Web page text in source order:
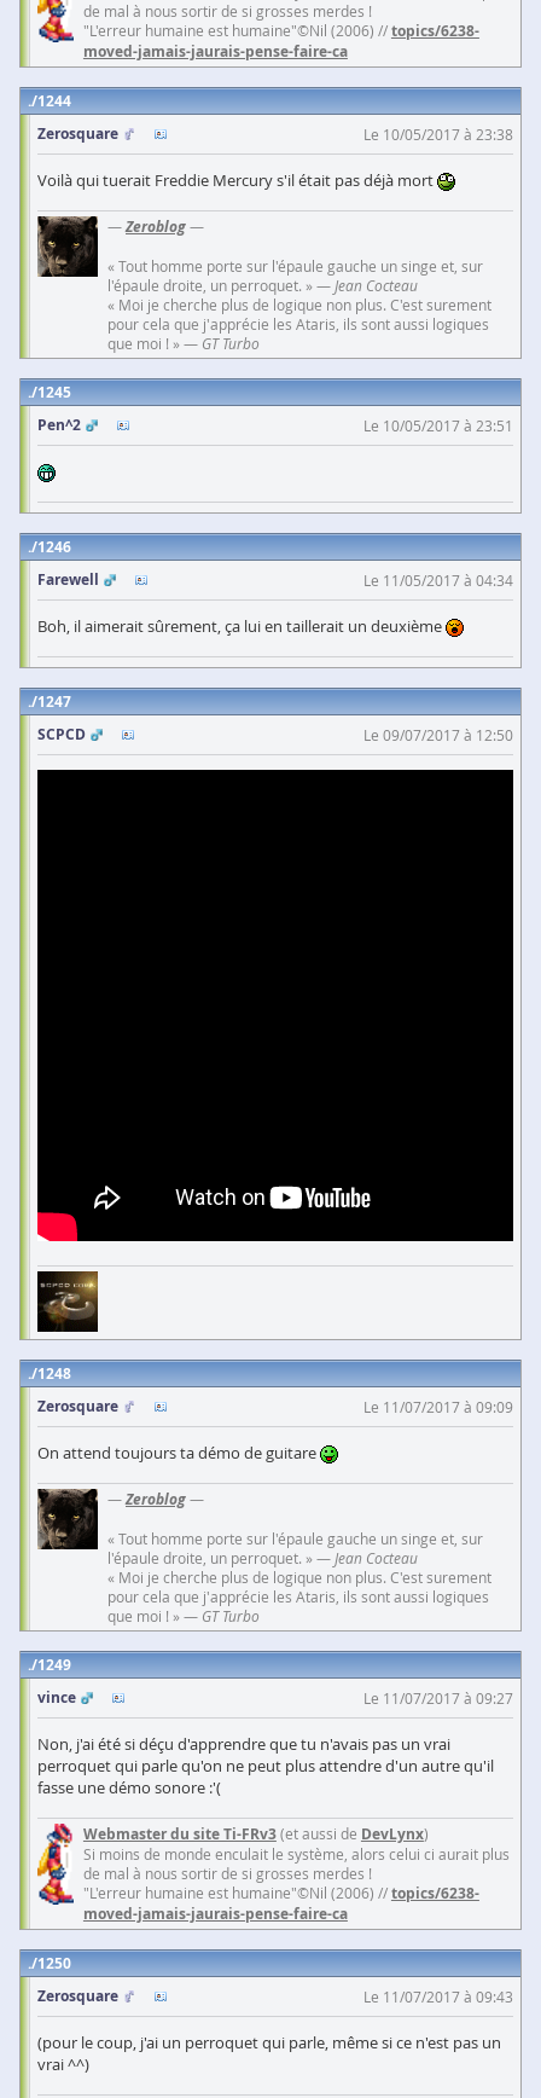
de mal à nous sortir de si grosses merdes !
"L'erreur humaine est humaine"©Nil (2006) //topics/6238-
moved-jamais-jaurais-pense-faire-ca
1244
Zerosquare
Le 10/05/2017 à 23:38
Voilà qui tuerait Freddie Mercury s'il était pas déjà mort
—Zeroblog—
« Tout homme porte sur l'épaule gauche un singe et, sur
l'épaule droite, un perroquet. » —Jean Cocteau
« Moi je cherche plus de logique non plus. C'est surement
pour cela que j'apprécie les Ataris, ils sont aussi logiques
que moi ! » — GT Turbo
1245
Pen^2
Le 10/05/2017 à 23:51
1246
Farewell
Le 11/05/2017 à 04:34
Boh, il aimerait sûrement, ça lui en taillerait un deuxième
1247
SCPCD
Le 09/07/2017 à 12:50
1248
Zerosquare
Le 11/07/2017 à 09:09
On attend toujours ta démo de guitare
—Zeroblog—
« Tout homme porte sur l'épaule gauche un singe et, sur
l'épaule droite, un perroquet. » —Jean Cocteau
« Moi je cherche plus de logique non plus. C'est surement
pour cela que j'apprécie les Ataris, ils sont aussi logiques
que moi ! » — GT Turbo
1249
vince
Le 11/07/2017 à 09:27
Non, j'ai été si déçu d'apprendre que tu n'avais pas un vrai
perroquet qui parle qu'on ne peut plus attendre d'un autre qu'il
fasse une démo sonore :'(
Webmaster du site Ti-FRv3(et aussi de DevLynx)
Si moins de monde enculait le système, alors celui ci aurait plus
de mal à nous sortir de si grosses merdes !
"L'erreur humaine est humaine"©Nil (2006) //topics/6238-
moved-jamais-jaurais-pense-faire-ca
1250
Zerosquare
Le 11/07/2017 à 09:43
(pour le coup, j'ai un perroquet qui parle, même si ce n'est pas un
vrai ^^)